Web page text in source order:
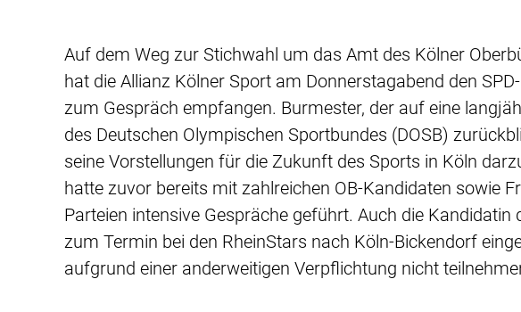
Auf dem Weg zur Stichwahl um das Amt des Kölner
hat die Allianz Kölner Sport am Donnerstagabend den
zum Gespräch empfangen. Burmester, der auf eine
des Deutschen Olympischen Sportbundes (DOSB)
seine Vorstellungen für die Zukunft des Sports in Köln
hatte zuvor bereits mit zahlreichen OB-Kandidaten sowie
Parteien intensive Gespräche geführt. Auch die Kandidatin
zum Termin bei den RheinStars nach Köln-Bickendorf
aufgrund einer anderweitigen Verpflichtung nicht